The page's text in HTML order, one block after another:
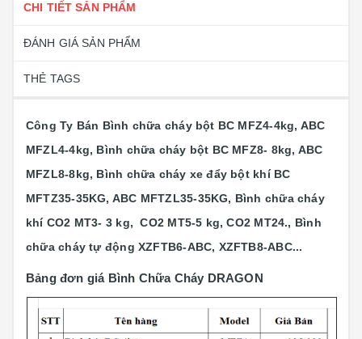
CHI TIẾT SẢN PHẨM
ĐÁNH GIÁ SẢN PHẨM
THẺ TAGS
Công Ty Bán Bình chữa cháy bột BC MFZ4-4kg, ABC
MFZL4-4kg, Bình chữa cháy bột BC MFZ8- 8kg, ABC
MFZL8-8kg, Bình chữa cháy xe đẩy bột khí BC
MFTZ35-35KG, ABC MFTZL35-35KG, Bình chữa cháy
khí CO2 MT3- 3 kg, CO2 MT5-5 kg, CO2 MT24., Bình
chữa cháy tự động XZFTB6-ABC, XZFTB8-ABC...
Bảng đơn giá Bình Chữa Cháy DRAGON